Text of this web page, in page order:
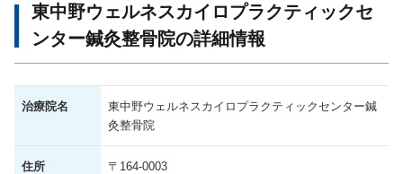
東中野ウェルネスカイロプラクティックセ
ンター鍼灸整骨院の詳細情報
治療院名
東中野ウェルネスカイロプラクティックセンター鍼
灸整骨院
住所
〒164-0003